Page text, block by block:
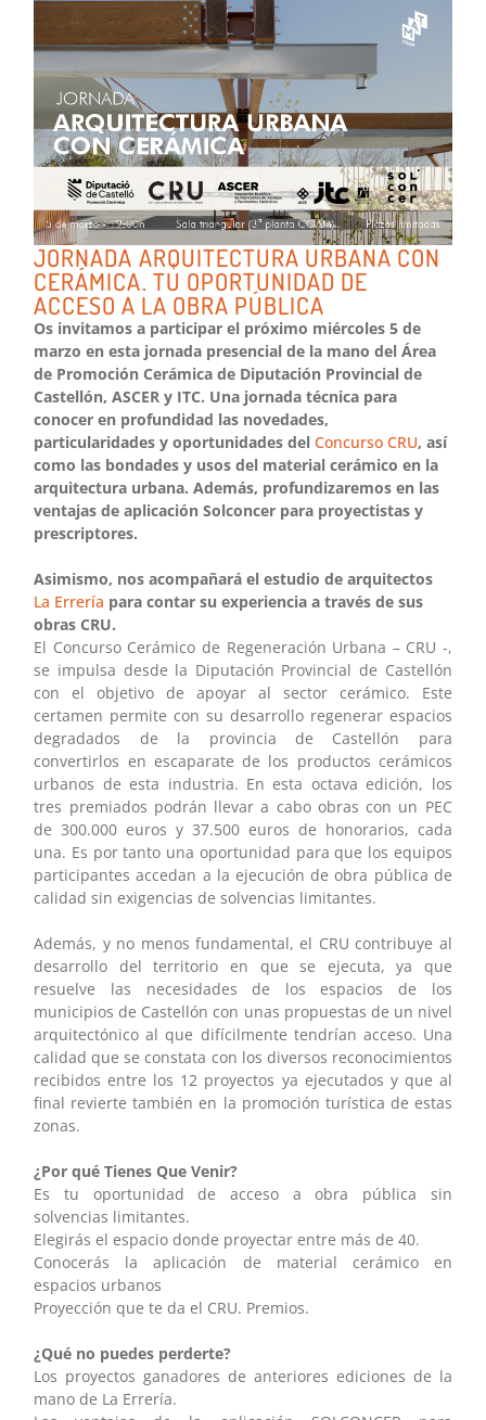
JORNADA ARQUITECTURA URBANA CON
CERÁMICA. TU OPORTUNIDAD DE
ACCESO A LA OBRA PÚBLICA
Os invitamos a participar el próximo miércoles 5 de
marzo en esta jornada presencial de la mano del Área
de Promoción Cerámica de Diputación Provincial de
Castellón, ASCER y ITC. Una jornada técnica para
conocer en profundidad las novedades,
particularidades y oportunidades delConcurso CRU, así
como las bondades y usos del material cerámico en la
arquitectura urbana. Además, profundizaremos en las
ventajas de aplicación Solconcer para proyectistas y
prescriptores.
Asimismo, nos acompañará el estudio de arquitectos
La Errería para contar su experiencia a través de sus
obras CRU.
El Concurso Cerámico de Regeneración Urbana – CRU -,
se impulsa desde la Diputación Provincial de Castellón
con el objetivo de apoyar al sector cerámico. Este
certamen permite con su desarrollo regenerar espacios
degradados de la provincia de Castellón para
convertirlos en escaparate de los productos cerámicos
urbanos de esta industria. En esta octava edición, los
tres premiados podrán llevar a cabo obras con un PEC
de 300.000 euros y 37.500 euros de honorarios, cada
una. Es por tanto una oportunidad para que los equipos
participantes accedan a la ejecución de obra pública de
calidad sin exigencias de solvencias limitantes.
Además, y no menos fundamental, el CRU contribuye al
desarrollo del territorio en que se ejecuta, ya que
resuelve las necesidades de los espacios de los
municipios de Castellón con unas propuestas de un nivel
arquitectónico al que difícilmente tendrían acceso. Una
calidad que se constata con los diversos reconocimientos
recibidos entre los 12 proyectos ya ejecutados y que al
final revierte también en la promoción turística de estas
zonas.
¿Por qué Tienes Que Venir?
Es tu oportunidad de acceso a obra pública sin
solvencias limitantes.
Elegirás el espacio donde proyectar entre más de 40.
Conocerás la aplicación de material cerámico en
espacios urbanos
Proyección que te da el CRU. Premios.
¿Qué no puedes perderte?
Los proyectos ganadores de anteriores ediciones de la
mano de La Errería.